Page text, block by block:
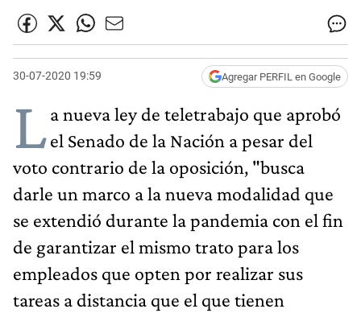
30-07-2020 19:59 Agregar PERFIL en Google
La nueva ley de teletrabajo que aprobó
el Senado de la Nación a pesar del
voto contrario de la oposición, "busca
darle un marco a la nueva modalidad que
se extendió durante la pandemia con el fin
de garantizar el mismo trato para los
empleados que opten por realizar sus
tareas a distancia que el que tienen